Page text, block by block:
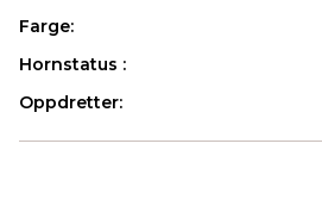
Farge:
Hornstatus :
Oppdretter: